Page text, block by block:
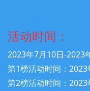
HenonBamboo
fans
活动时间：
2023年7月10日-2023
第1榜活动时间：2023
第2榜活动时间：